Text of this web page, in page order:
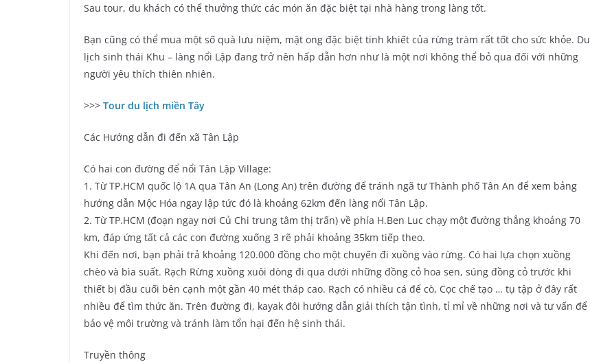
Sau tour, du khách có thể thưởng thức các món ăn đặc biệt tại nhà hàng trong làng tốt.
Bạn cũng có thể mua một số quà lưu niệm, mật ong đặc biệt tinh khiết của rừng tràm rất tốt cho sức khỏe. Du
lịch sinh thái Khu – làng nổi Lập đang trở nên hấp dẫn hơn như là một nơi không thể bỏ qua đối với những
người yêu thích thiên nhiên.
>>> Tour du lịch miền Tây
Các Hướng dẫn đi đến xã Tân Lập
Có hai con đường để nổi Tân Lập Village:
1. Từ TP.HCM quốc lộ 1A qua Tân An (Long An) trên đường để tránh ngã tư Thành phố Tân An để xem bảng
hướng dẫn Mộc Hóa ngay lập tức đó là khoảng 62km đến làng nổi Tân Lập.
2. Từ TP.HCM (đoạn ngay nơi Củ Chi trung tâm thị trấn) về phía H.Ben Luc chạy một đường thẳng khoảng 70
km, đáp ứng tất cả các con đường xuống 3 rẽ phải khoảng 35km tiếp theo.
Khi đến nơi, bạn phải trả khoảng 120.000 đồng cho một chuyến đi xuồng vào rừng. Có hai lựa chọn xuồng
chèo và bìa suất. Rạch Rừng xuồng xuôi dòng đi qua dưới những đồng cỏ hoa sen, súng đồng cỏ trước khi
thiết bị đầu cuối bên cạnh một gần 40 mét tháp cao. Rạch có nhiều cá để cò, Cọc chế tạo … tụ tập ở đây rất
nhiều để tìm thức ăn. Trên đường đi, kayak đôi hướng dẫn giải thích tận tình, tỉ mỉ về những nơi và tư vấn để
bảo vệ môi trường và tránh làm tổn hại đến hệ sinh thái.
Truyền thông